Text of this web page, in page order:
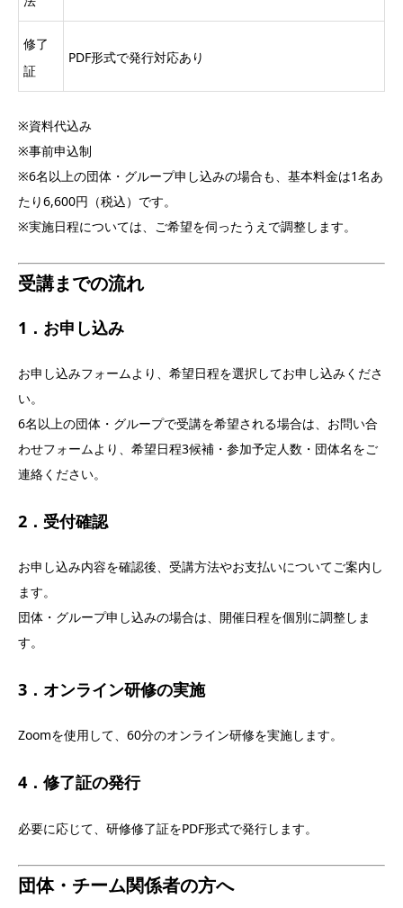
修了
証
PDF形式で発行対応あり
※資料代込み
※事前申込制
※6名以上の団体・グループ申し込みの場合も、基本料金は1名あ
たり6,600円（税込）です。
※実施日程については、ご希望を伺ったうえで調整します。
受講までの流れ
1．お申し込み
お申し込みフォームより、希望日程を選択してお申し込みくださ
い。
6名以上の団体・グループで受講を希望される場合は、お問い合
わせフォームより、希望日程3候補・参加予定人数・団体名をご
連絡ください。
2．受付確認
お申し込み内容を確認後、受講方法やお支払いについてご案内し
ます。
団体・グループ申し込みの場合は、開催日程を個別に調整しま
す。
3．オンライン研修の実施
Zoomを使用して、60分のオンライン研修を実施します。
4．修了証の発行
必要に応じて、研修修了証をPDF形式で発行します。
団体・チーム関係者の方へ